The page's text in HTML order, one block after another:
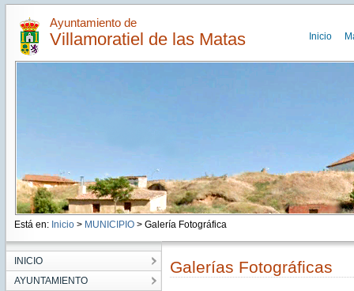
Ayuntamiento de
Villamoratiel de las Matas Inicio
Está en: Inicio > MUNICIPIO> Galería Fotográfica
INICIO
AYUNTAMIENTO
Galerías Fotográficas